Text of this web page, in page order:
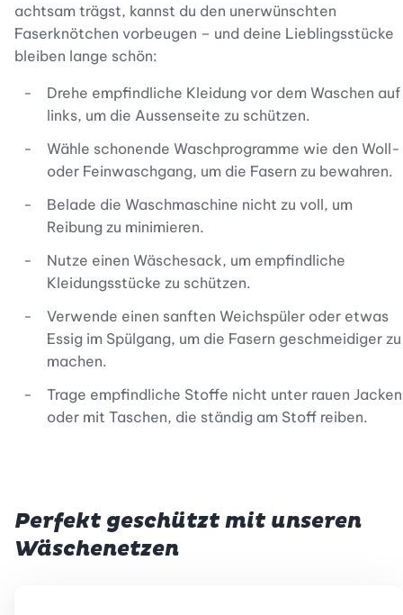
achtsam trägst, kannst du den unerwünschten
Faserknötchen vorbeugen – und deine Lieblingsstücke
bleiben lange schön:
Drehe empfindliche Kleidung vor dem Waschen auf
links, um die Aussenseite zu schützen.
Wähle schonende Waschprogramme wie den Woll-
oder Feinwaschgang, um die Fasern zu bewahren.
Belade die Waschmaschine nicht zu voll, um
Reibung zu minimieren.
Nutze einen Wäschesack, um empfindliche
Kleidungsstücke zu schützen.
Verwende einen sanften Weichspüler oder etwas
Essig im Spülgang, um die Fasern geschmeidiger zu
machen.
Trage empfindliche Stoffe nicht unter rauen Jacken
oder mit Taschen, die ständig am Stoff reiben.
Perfekt geschützt mit unseren
Wäschenetzen